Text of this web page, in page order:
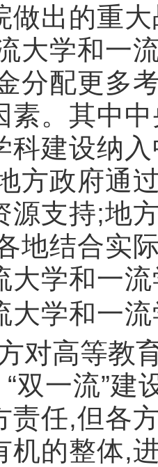
做出的重
大学和一
分配更多
素。其中
科建设纳
方政府通
源支持;地
地结合实
大学和一
大学和一
对高等教
“双一流”建
责任,但各
机的整体,